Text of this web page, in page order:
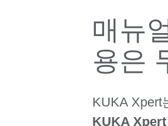
매뉴
용은
KUKA Xpert
KUKA